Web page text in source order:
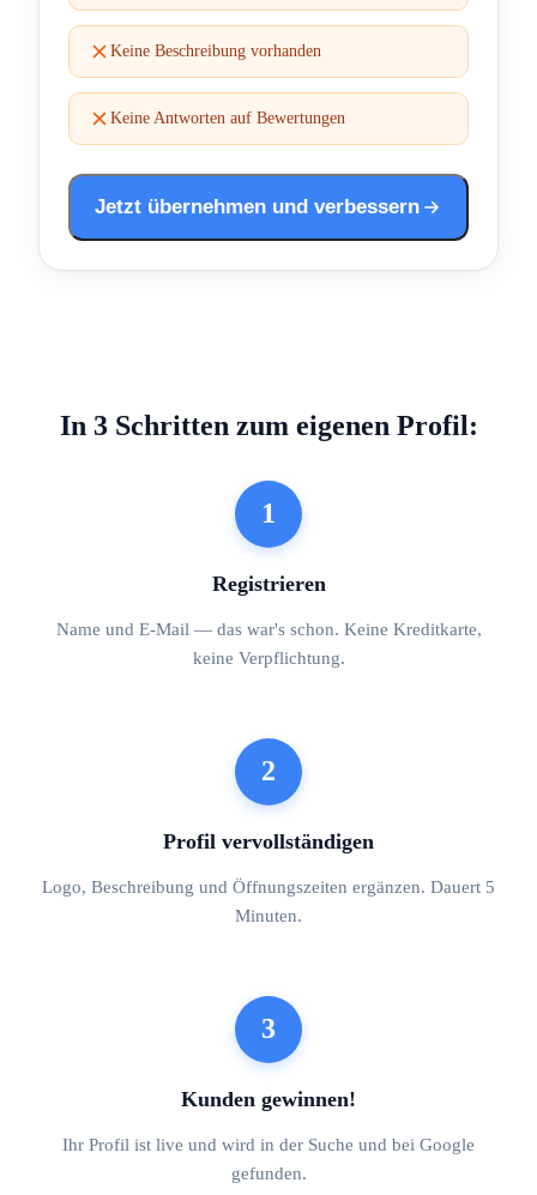
Keine Beschreibung vorhanden
Keine Antworten auf Bewertungen
Jetzt übernehmen und verbessern
In 3 Schritten zum eigenen Profil:
1
Registrieren
Name und E-Mail — das war's schon. Keine Kreditkarte,
keine Verpflichtung.
2
Profil vervollständigen
Logo, Beschreibung und Öffnungszeiten ergänzen. Dauert 5
Minuten.
3
Kunden gewinnen!
Ihr Profil ist live und wird in der Suche und bei Google
gefunden.